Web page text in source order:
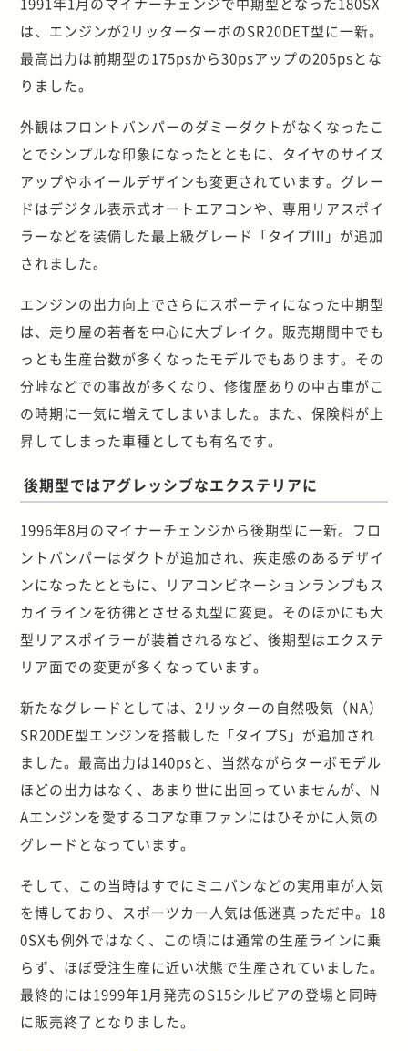
は、エンジンが2リッターターボのSR20DET型に一新。
最高出力は前期型の175psから30psアップの205psとな
りました。
外観はフロントバンパーのダミーダクトがなくなったこ
とでシンプルな印象になったとともに、タイヤのサイズ
アップやホイールデザインも変更されています。グレー
ドはデジタル表示式オートエアコンや、専用リアスポイ
ラーなどを装備した最上級グレード「タイプIII」が追加
されました。
エンジンの出力向上でさらにスポーティになった中期型
は、走り屋の若者を中心に大ブレイク。販売期間中でも
っとも生産台数が多くなったモデルでもあります。その
分峠などでの事故が多くなり、修復歴ありの中古車がこ
の時期に一気に増えてしまいました。また、保険料が上
昇してしまった車種としても有名です。
後期型ではアグレッシブなエクステリアに
1996年8月のマイナーチェンジから後期型に一新。フロ
ントバンパーはダクトが追加され、疾走感のあるデザイ
ンになったとともに、リアコンビネーションランプもス
カイラインを彷彿とさせる丸型に変更。そのほかにも大
型リアスポイラーが装着されるなど、後期型はエクステ
リア面での変更が多くなっています。
新たなグレードとしては、2リッターの自然吸気（NA）
SR20DE型エンジンを搭載した「タイプS」が追加され
ました。最高出力は140psと、当然ながらターボモデル
ほどの出力はなく、あまり世に出回っていませんが、N
Aエンジンを愛するコアな車ファンにはひそかに人気の
グレードとなっています。
そして、この当時はすでにミニバンなどの実用車が人気
を博しており、スポーツカー人気は低迷真っただ中。18
0SXも例外ではなく、この頃には通常の生産ラインに乗
らず、ほぼ受注生産に近い状態で生産されていました。
最終的には1999年1月発売のS15シルビアの登場と同時
に販売終了となりました。